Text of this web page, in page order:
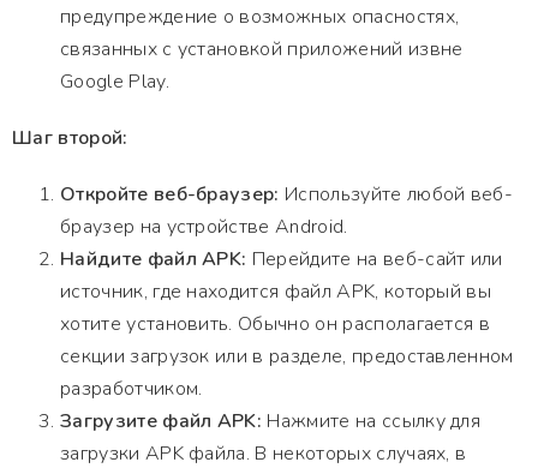
предупреждение о возможных опасностях,
связанных с установкой приложений извне
Google Play.
Шаг второй:
Откройте веб-браузер: Используйте любой веб-
браузер на устройстве Android.
Найдите файл APK: Перейдите на веб-сайт или
источник, где находится файл APK, который вы
хотите установить. Обычно он располагается в
секции загрузок или в разделе, предоставленном
разработчиком.
Загрузите файл APK: Нажмите на ссылку для
загрузки APK файла. В некоторых случаях, в